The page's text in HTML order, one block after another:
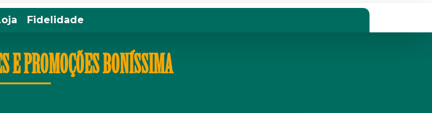
Fidelidade
E PROMOÇÕES BONÍSSIMA